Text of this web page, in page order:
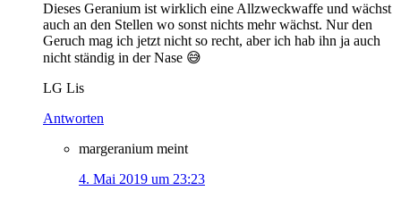
Dieses Geranium ist wirklich eine Allzweckwaffe und wächst
auch an den Stellen wo sonst nichts mehr wächst. Nur den
Geruch mag ich jetzt nicht so recht, aber ich hab ihn ja auch
nicht ständig in der Nase 😅
LG Lis
Antworten
margeranium meint
4. Mai 2019 um 23:23